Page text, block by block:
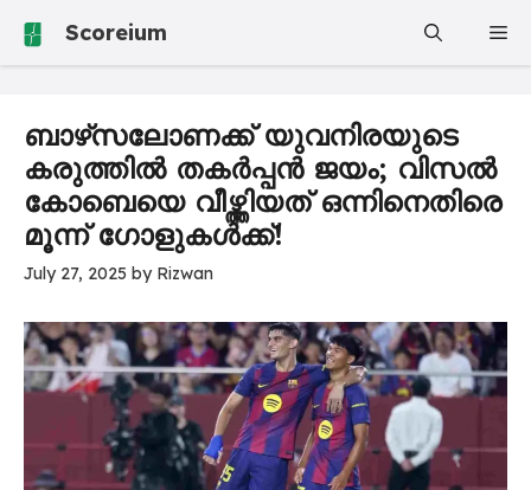
Scoreium
ബാഴ്‌സലോണക്ക് യുവനിരയുടെ
കരുത്തിൽ തകർപ്പൻ ജയം; വിസൽ
കോബെയെ വീഴ്ത്തിയത് ഒന്നിനെതിരെ
മൂന്ന് ഗോളുകൾക്ക്!
July 27, 2025 by Rizwan